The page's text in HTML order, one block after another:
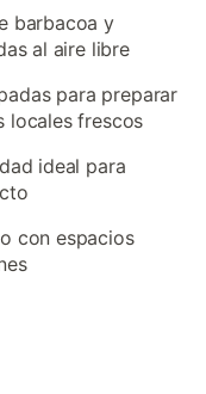
barbacoa y
al aire libre
para preparar
locales frescos
ideal para
con espacios